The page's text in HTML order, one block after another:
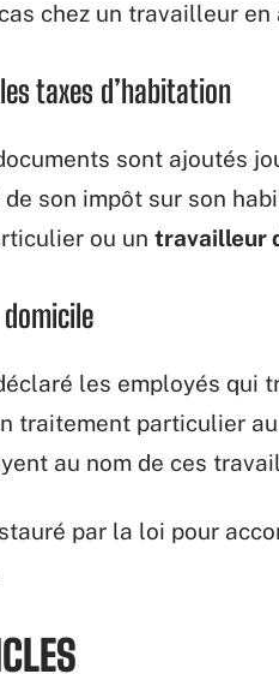
chez un travailleur
taxes d’habitation
sont ajoutés
son impôt sur son
ou un travailleur
les employés qui
traitement particulier
au nom de ces
par la loi pour